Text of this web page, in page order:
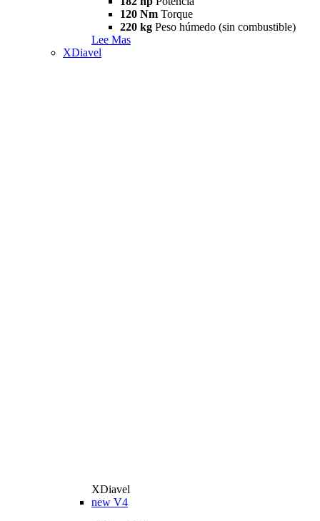
120 Nm Torque
220 kg Peso húmedo (sin combustible)
Lee Mas
XDiavel
XDiavel
new V4